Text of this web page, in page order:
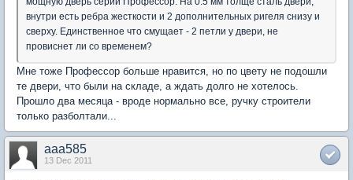
внутри есть ребра жесткости и 2 дополнительных ригеля снизу и
сверху. Единственное что смущает - 2 петли у двери, не
провиснет ли со временем?
Мне тоже Профессор больше нравится, но по цвету не подошли
те двери, что были на складе, а ждать долго не хотелось.
Прошло два месяца - вроде нормально все, ручку строители
только разболтали...
aaa585
13 Dec 2011